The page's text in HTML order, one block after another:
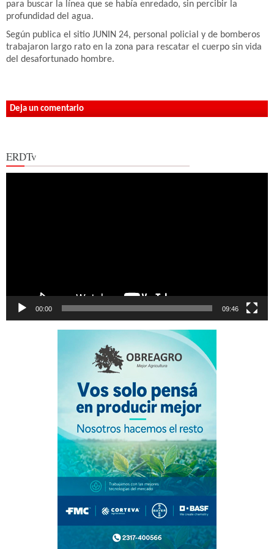
para buscar la línea que se había enredado, sin percibir la
profundidad del agua.
Según publica el sitio JUNIN 24, personal policial y de bomberos
trabajaron largo rato en la zona para rescatar el cuerpo sin vida
del desafortunado hombre.
Deja un comentario
ERDTv
00:00 09:46